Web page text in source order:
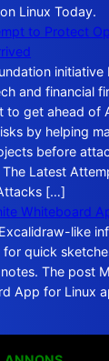
Linux Today.
to Protect
and financial
to get ahead of
by helping
before
Latest
[…]
Whiteboard
like
quick
The post
App for Linux